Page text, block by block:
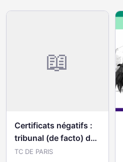
📖
Certificats négatifs :
tribunal (de facto) de
commerce de Paris
TC DE PARIS